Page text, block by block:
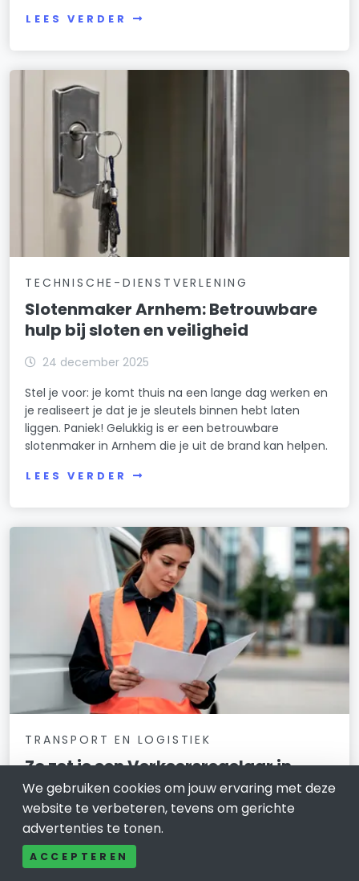
LEES VERDER
TECHNISCHE-DIENSTVERLENING
Slotenmaker Arnhem: Betrouwbare
hulp bij sloten en veiligheid
24 december 2025
Stel je voor: je komt thuis na een lange dag werken en
je realiseert je dat je je sleutels binnen hebt laten
liggen. Paniek! Gelukkig is er een betrouwbare
slotenmaker in Arnhem die je uit de brand kan helpen.
LEES VERDER
TRANSPORT EN LOGISTIEK
Zo zet je een Verkeersregelaar in
Arnhem veilig en slim in
5 december 2025
Hoe zorg je dat verkeer rondom een evenement,
wegafsluiting of project in Arnhem veilig en
We gebruiken cookies om jouw ervaring met deze
website te verbeteren, tevens om gerichte
advertenties te tonen.
ACCEPTEREN